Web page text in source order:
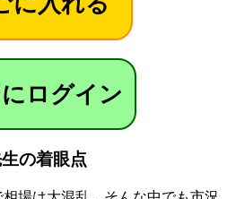
ログイン
の着眼点